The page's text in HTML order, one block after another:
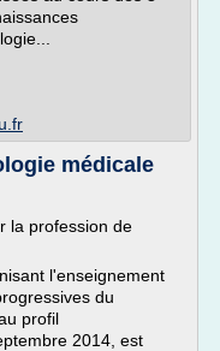
médicale
la profession de
l'enseignement
du
profil
2014, est